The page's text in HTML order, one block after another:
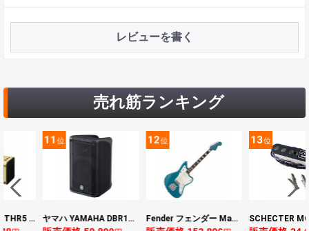
レビューを書く
売れ筋ランキング
ヤマハ YAMAHA THR5 コンパクトギターアンプ 小型アンプ
11位
ヤマハ YAMAHA DBR10 パワードスピーカー
12位
Fender フェンダー Made in Japan Traditional Late 60s Jazzmaster RW Ocean Turquoise Metallic エレキギター
13位